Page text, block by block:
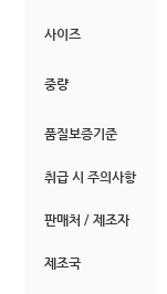
사이즈
중량
품질보증기준
취급 시 주의사항
판매처 / 제조자
제조국